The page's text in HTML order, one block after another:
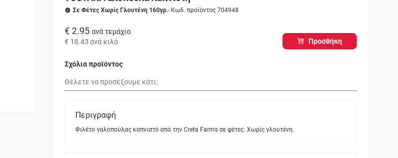
Σε Φέτες Χωρίς Γλουτένη 160γρ.- Κωδ. προϊόντος 704948
€ 2.95 ανά τεμάχιο
€ 18.43 ανά κιλό Προσθήκη
Σχόλια προϊόντος
Περιγραφή
Φιλέτο γαλοπούλας καπνιστό από την Creta Farms σε φέτες. Χωρίς γλουτένη.